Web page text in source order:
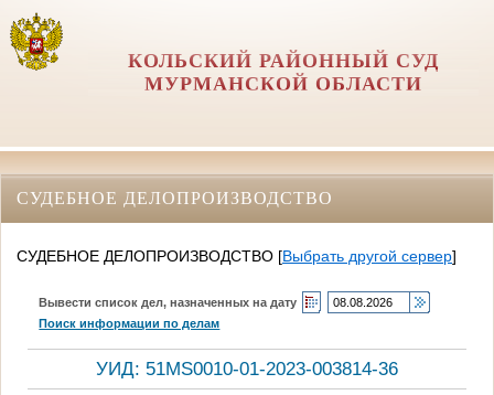
КОЛЬСКИЙ РАЙОННЫЙ СУД
МУРМАНСКОЙ ОБЛАСТИ
СУДЕБНОЕ ДЕЛОПРОИЗВОДСТВО
СУДЕБНОЕ ДЕЛОПРОИЗВОДСТВО [Выбрать другой сервер]
Вывести список дел, назначенных на дату
Поиск информации по делам
УИД: 51MS0010-01-2023-003814-36